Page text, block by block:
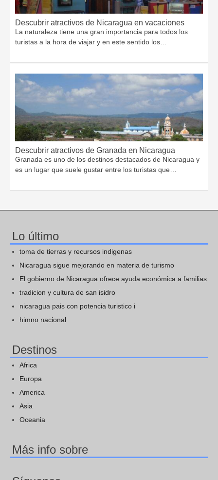
Descubrir atractivos de Nicaragua en vacaciones
La naturaleza tiene una gran importancia para todos los
turistas a la hora de viajar y en este sentido los…
Descubrir atractivos de Granada en Nicaragua
Granada es uno de los destinos destacados de Nicaragua y
es un lugar que suele gustar entre los turistas que…
Lo último
toma de tierras y recursos indigenas
Nicaragua sigue mejorando en materia de turismo
El gobierno de Nicaragua ofrece ayuda económica a familias
tradicion y cultura de san isidro
nicaragua pais con potencia turistico i
himno nacional
Destinos
Africa
Europa
America
Asia
Oceania
Más info sobre